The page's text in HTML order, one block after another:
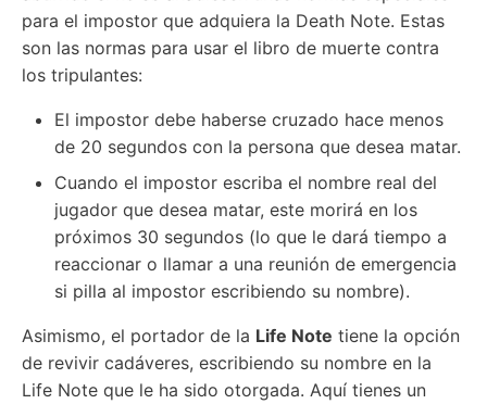
para el impostor que adquiera la Death Note. Estas
son las normas para usar el libro de muerte contra
los tripulantes:
El impostor debe haberse cruzado hace menos
de 20 segundos con la persona que desea matar.
Cuando el impostor escriba el nombre real del
jugador que desea matar, este morirá en los
próximos 30 segundos (lo que le dará tiempo a
reaccionar o llamar a una reunión de emergencia
si pilla al impostor escribiendo su nombre).
Asimismo, el portador de la Life Note tiene la opción
de revivir cadáveres, escribiendo su nombre en la
Life Note que le ha sido otorgada. Aquí tienes un